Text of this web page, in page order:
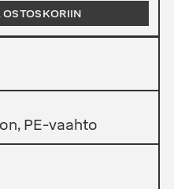
OSTOSKORIIN
PE-vaahto